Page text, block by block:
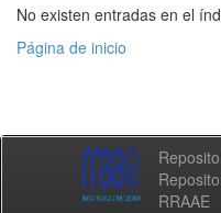
No existen entradas en el
Página de inicio
RRAAE